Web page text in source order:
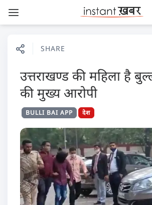
SHARE
उत्तराखण्ड की महिला है
की मुख्य आरोपी
BULLI BAI APP देश